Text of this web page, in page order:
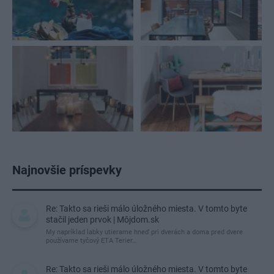
Najnovšie príspevky
Re: Takto sa rieši málo úložného miesta. V tomto byte
stačil jeden prvok | Môjdom.sk
My napríklad labky utierame hneď pri dverách a doma pred dvere
používame tyčový ETA Terier…
Re: Takto sa rieši málo úložného miesta. V tomto byte